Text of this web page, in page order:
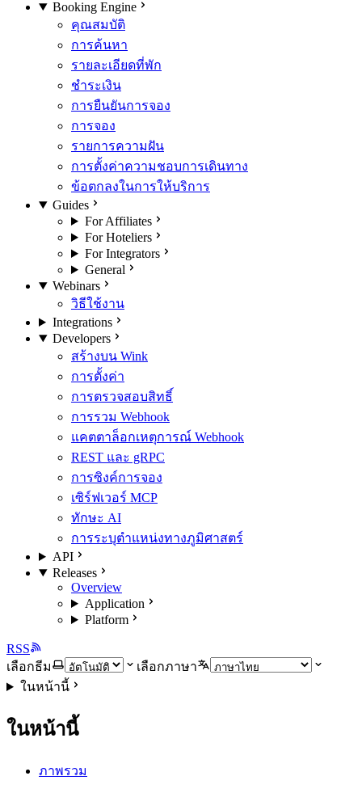
Booking Engine
คุณสมบัติ
การค้นหา
รายละเอียดที่พัก
ชำระเงิน
การยืนยันการจอง
การจอง
รายการความฝัน
การตั้งค่าความชอบการเดินทาง
ข้อตกลงในการให้บริการ
Guides
For Affiliates
For Hoteliers
For Integrators
General
Webinars
วิธีใช้งาน
Integrations
Developers
สร้างบน Wink
การตั้งค่า
การตรวจสอบสิทธิ์
การรวม Webhook
แคตตาล็อกเหตุการณ์ Webhook
REST และ gRPC
การซิงค์การจอง
เซิร์ฟเวอร์ MCP
ทักษะ AI
การระบุตำแหน่งทางภูมิศาสตร์
API
Releases
Overview
Application
Platform
RSS
เลือกธีม
เลือกภาษา
ในหน้านี้
ในหน้านี้
ภาพรวม